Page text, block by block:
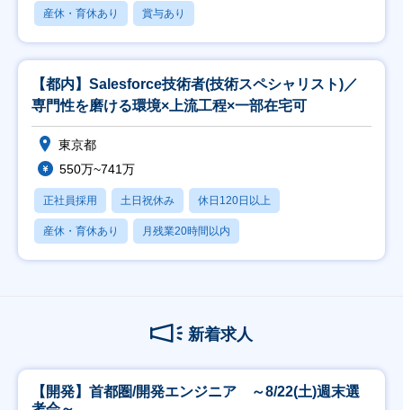
産休・育休あり 賞与あり
【都内】Salesforce技術者(技術スペシャリスト)／
専門性を磨ける環境×上流工程×一部在宅可
東京都
550万~741万
正社員採用 土日祝休み 休日120日以上
産休・育休あり 月残業20時間以内
新着求人
【開発】首都圏/開発エンジニア ～8/22(土)週末選